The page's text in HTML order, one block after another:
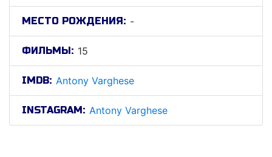
МЕСТО РОЖДЕНИЯ: -
ФИЛЬМЫ: 15
IMDB: Antony Varghese
INSTAGRAM: Antony Varghese